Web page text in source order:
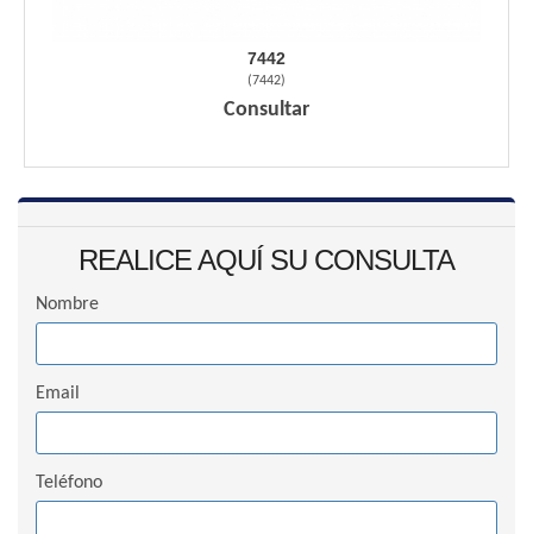
7442
(7442)
Consultar
REALICE AQUÍ SU CONSULTA
Nombre
Email
Teléfono